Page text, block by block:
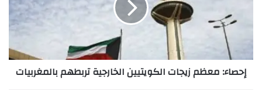
ظ
إحصاء: معظم زيجات الكويتيين الخارجية تربطهم بالمغربيات